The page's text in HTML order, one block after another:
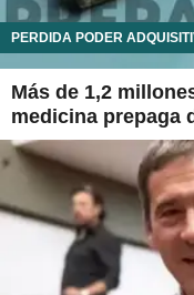
PÉRDIDA PODER
Más de 1,2
medicina prepaga